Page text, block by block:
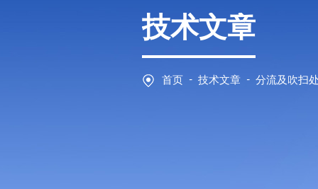
技术文章
首页 - 技术文章 - 分流及吹扫